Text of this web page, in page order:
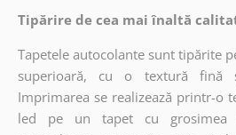
Tipărire de cea mai înaltă
Tapetele autocolante sunt tipărite
superioară, cu o textură fină
Imprimarea se realizează printr-o
led pe un tapet cu grosimea